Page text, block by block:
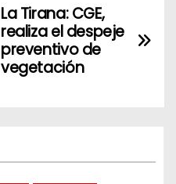
La Tirana: CGE,
realiza el despeje
preventivo de
vegetación